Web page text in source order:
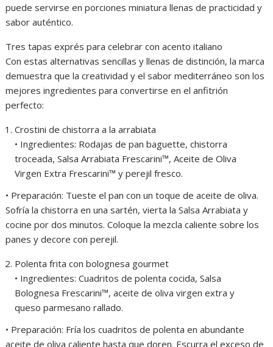
puede servirse en porciones miniatura llenas de practicidad y
sabor auténtico.
Tres tapas exprés para celebrar con acento italiano
Con estas alternativas sencillas y llenas de distinción, la marca
demuestra que la creatividad y el sabor mediterráneo son los
mejores ingredientes para convertirse en el anfitrión
perfecto:
Crostini de chistorra a la arrabiata
• Ingredientes: Rodajas de pan baguette, chistorra
troceada, Salsa Arrabiata Frescarini™, Aceite de Oliva
Virgen Extra Frescarini™ y perejil fresco.
• Preparación: Tueste el pan con un toque de aceite de oliva.
Sofría la chistorra en una sartén, vierta la Salsa Arrabiata y
cocine por dos minutos. Coloque la mezcla caliente sobre los
panes y decore con perejil.
Polenta frita con bolognesa gourmet
• Ingredientes: Cuadritos de polenta cocida, Salsa
Bolognesa Frescarini™, aceite de oliva virgen extra y
queso parmesano rallado.
• Preparación: Fría los cuadritos de polenta en abundante
aceite de oliva caliente hasta que doren. Escurra el exceso de